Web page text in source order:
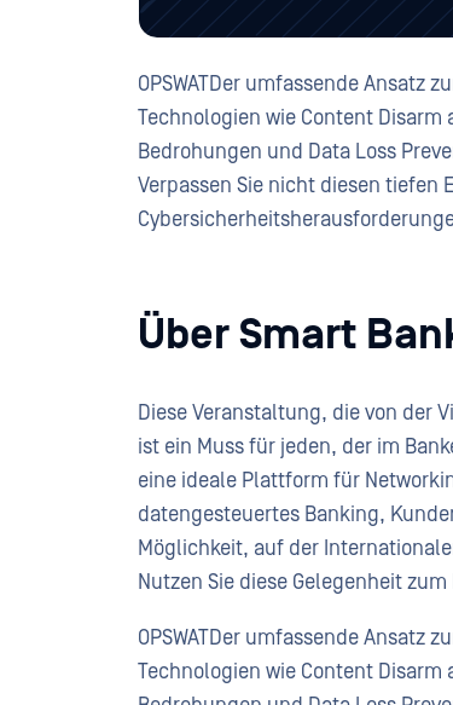
OPSWATDer umfassende
Technologien wie Content Disarm
Bedrohungen und Data Loss
Verpassen Sie nicht diesen tiefen
Über Smart
Diese Veranstaltung, die von der
ist ein Muss für jeden, der im
eine ideale Plattform für
datengesteuertes Banking,
Möglichkeit, auf der
Nutzen Sie diese Gelegenheit
OPSWATDer umfassende
Technologien wie Content Disarm